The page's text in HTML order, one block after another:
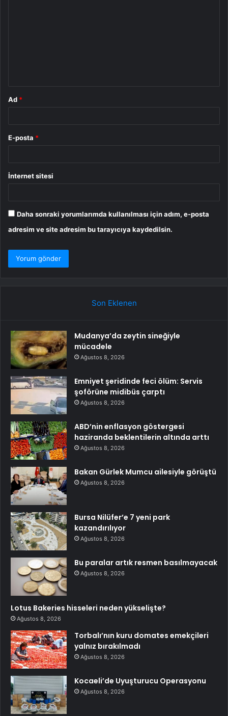
Ad *
E-posta *
İnternet sitesi
Daha sonraki yorumlarımda kullanılması için adım, e-posta
adresim ve site adresim bu tarayıcıya kaydedilsin.
Son Eklenen
Mudanya’da zeytin sineğiyle
mücadele
Ağustos 8, 2026
Emniyet şeridinde feci ölüm: Servis
şoförüne midibüs çarptı
Ağustos 8, 2026
ABD’nin enflasyon göstergesi
haziranda beklentilerin altında arttı
Ağustos 8, 2026
Bakan Gürlek Mumcu ailesiyle görüştü
Ağustos 8, 2026
Bursa Nilüfer’e 7 yeni park
kazandırılıyor
Ağustos 8, 2026
Bu paralar artık resmen basılmayacak
Ağustos 8, 2026
Lotus Bakeries hisseleri neden yükselişte?
Ağustos 8, 2026
Torbalı’nın kuru domates emekçileri
yalnız bırakılmadı
Ağustos 8, 2026
Kocaeli’de Uyuşturucu Operasyonu
Ağustos 8, 2026